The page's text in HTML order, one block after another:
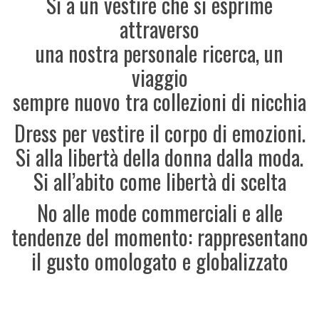
attraverso
una nostra personale ricerca, un
viaggio
sempre nuovo tra collezioni di nicchia
Dress per vestire il corpo di emozioni.
Si alla libertà della donna dalla moda.
Si all’abito come libertà di scelta
No alle mode commerciali e alle
tendenze del momento: rappresentano
il gusto omologato e globalizzato